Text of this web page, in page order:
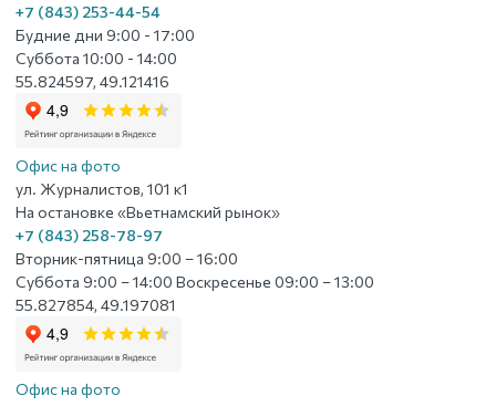
+7 (843) 253-44-54
Будние дни 9:00 - 17:00
Суббота 10:00 - 14:00
55.824597, 49.121416
Офис на фото
ул. Журналистов, 101 к1
На остановке «Вьетнамский рынок»
+7 (843) 258-78-97
Вторник-пятница 9:00 – 16:00
Суббота 9:00 – 14:00 Воскресенье 09:00 – 13:00
55.827854, 49.197081
Офис на фото